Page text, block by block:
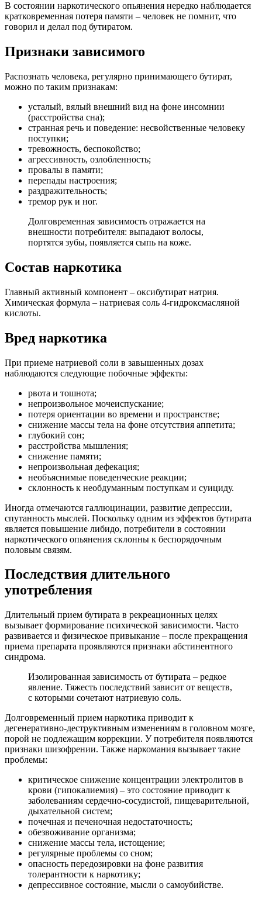
В состоянии наркотического опьянения нередко наблюдается
кратковременная потеря памяти – человек не помнит, что
говорил и делал под бутиратом.
Признаки зависимого
Распознать человека, регулярно принимающего бутират,
можно по таким признакам:
усталый, вялый внешний вид на фоне инсомнии
(расстройства сна);
странная речь и поведение: несвойственные человеку
поступки;
тревожность, беспокойство;
агрессивность, озлобленность;
провалы в памяти;
перепады настроения;
раздражительность;
тремор рук и ног.
Долговременная зависимость отражается на
внешности потребителя: выпадают волосы,
портятся зубы, появляется сыпь на коже.
Состав наркотика
Главный активный компонент – оксибутират натрия.
Химическая формула – натриевая соль 4-гидроксмасляной
кислоты.
Вред наркотика
При приеме натриевой соли в завышенных дозах
наблюдаются следующие побочные эффекты:
рвота и тошнота;
непроизвольное мочеиспускание;
потеря ориентации во времени и пространстве;
снижение массы тела на фоне отсутствия аппетита;
глубокий сон;
расстройства мышления;
снижение памяти;
непроизвольная дефекация;
необъяснимые поведенческие реакции;
склонность к необдуманным поступкам и суициду.
Иногда отмечаются галлюцинации, развитие депрессии,
спутанность мыслей. Поскольку одним из эффектов бутирата
является повышение либидо, потребители в состоянии
наркотического опьянения склонны к беспорядочным
половым связям.
Последствия длительного
употребления
Длительный прием бутирата в рекреационных целях
вызывает формирование психической зависимости. Часто
развивается и физическое привыкание – после прекращения
приема препарата проявляются признаки абстинентного
синдрома.
Изолированная зависимость от бутирата – редкое
явление. Тяжесть последствий зависит от веществ,
с которыми сочетают натриевую соль.
Долговременный прием наркотика приводит к
дегенеративно-деструктивным изменениям в головном мозге,
порой не подлежащим коррекции. У потребителя появляются
признаки шизофрении. Также наркомания вызывает такие
проблемы:
критическое снижение концентрации электролитов в
крови (гипокалиемия) – это состояние приводит к
заболеваниям сердечно-сосудистой, пищеварительной,
дыхательной систем;
почечная и печеночная недостаточность;
обезвоживание организма;
снижение массы тела, истощение;
регулярные проблемы со сном;
опасность передозировки на фоне развития
толерантности к наркотику;
депрессивное состояние, мысли о самоубийстве.